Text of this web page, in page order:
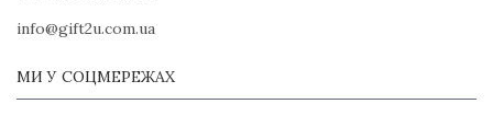
info@gift2u.com.ua
МИ У СОЦМЕРЕЖАХ